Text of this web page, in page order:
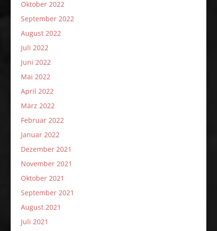
Oktober 2022
September 2022
August 2022
Juli 2022
Juni 2022
Mai 2022
April 2022
März 2022
Februar 2022
Januar 2022
Dezember 2021
November 2021
Oktober 2021
September 2021
August 2021
Juli 2021